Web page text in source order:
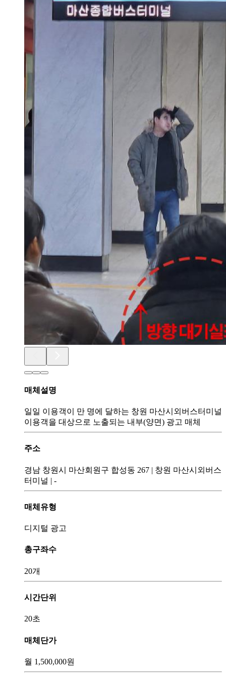
매체설명
일일 이용객이 만 명에 달하는 창원 마산시외버스터미널
이용객을 대상으로 노출되는 내부(양면) 광고 매체
주소
경남 창원시 마산회원구 합성동 267 | 창원 마산시외버스
터미널 | -
매체유형
디지털 광고
총구좌수
20개
시간단위
20초
매체단가
월 1,500,000원